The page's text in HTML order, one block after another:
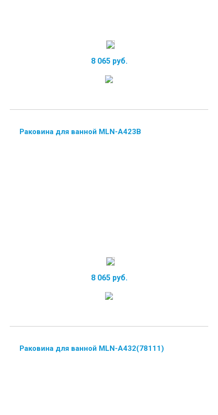
8 065 руб.
Раковина для ванной MLN-А423B
8 065 руб.
Раковина для ванной MLN-А432(78111)